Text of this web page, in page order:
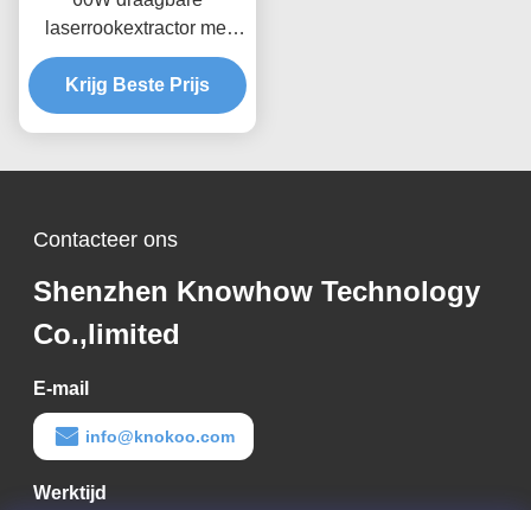
laserrookextractor met
90,99% filtratie-efficiëntie
voor kleine
lasertoepassingen
Krijg Beste Prijs
Contacteer ons
Shenzhen Knowhow Technology
Co.,limited
E-mail
info@knokoo.com
Werktijd